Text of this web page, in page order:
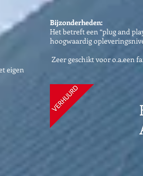
eigen
Bijzonderheden:
Het betreft een “plug and
hoogwaardig
Zeer geschikt voor o.a.een